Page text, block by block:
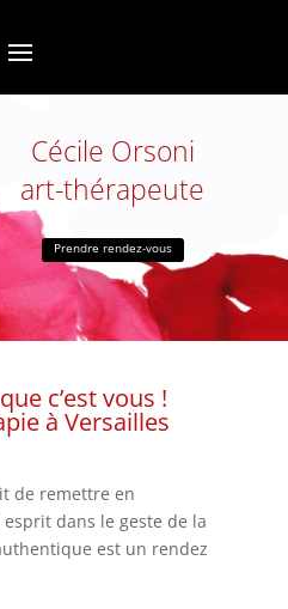
Cécile Orsoni
art-thérapeute
Prendre rendez-vous
c’est vous !
à Versailles
de remettre en
dans le geste de la
est un rendez